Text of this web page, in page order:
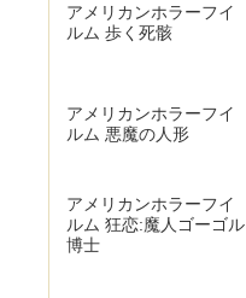
アメリカンホラーフイ
ルム 歩く死骸
アメリカンホラーフイ
ルム 悪魔の人形
アメリカンホラーフイ
ルム 狂恋:魔人ゴーゴル
博士